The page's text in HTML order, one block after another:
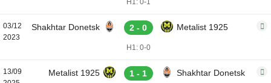
H1: 0-1
03/12
2023
Shakhtar Donetsk 2 - 0 Metalist 1925
H1: 0-0
13/09
Metalist 1925 1 - 1 Shakhtar Donetsk